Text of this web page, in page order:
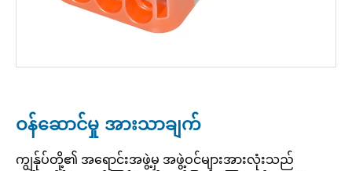
ဝန်ဆောင်မှု အားသာချက်
ကျွန်ုပ်တို့၏ အရောင်းအဖွဲ့မှ အဖွဲ့ဝင်များအားလုံးသည်